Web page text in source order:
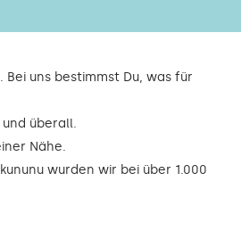
uns bestimmst Du, was für
überall.
Nähe.
wurden wir bei über 1.000